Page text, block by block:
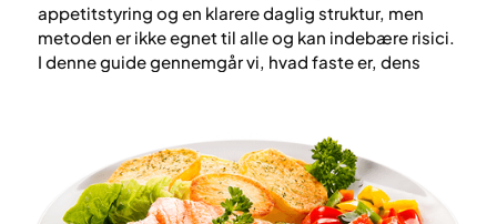
appetitstyring og en klarere daglig struktur, men
metoden er ikke egnet til alle og kan indebære risici.
I denne guide gennemgår vi, hvad faste er, dens
behandling af overvægt og svær overvægt.